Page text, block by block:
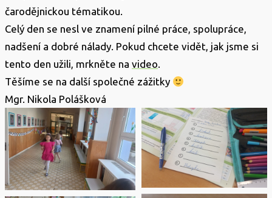
čarodějnickou tématikou.
Celý den se nesl ve znamení pilné práce, spolupráce,
nadšení a dobré nálady. Pokud chcete vidět, jak jsme si
tento den užili, mrkněte na video.
Těšíme se na další společné zážitky
Mgr. Nikola Polášková